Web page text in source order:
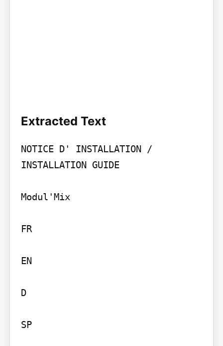
Extracted Text
NOTICE D' INSTALLATION /
INSTALLATION GUIDE
Modul'Mix
FR
EN
D
SP